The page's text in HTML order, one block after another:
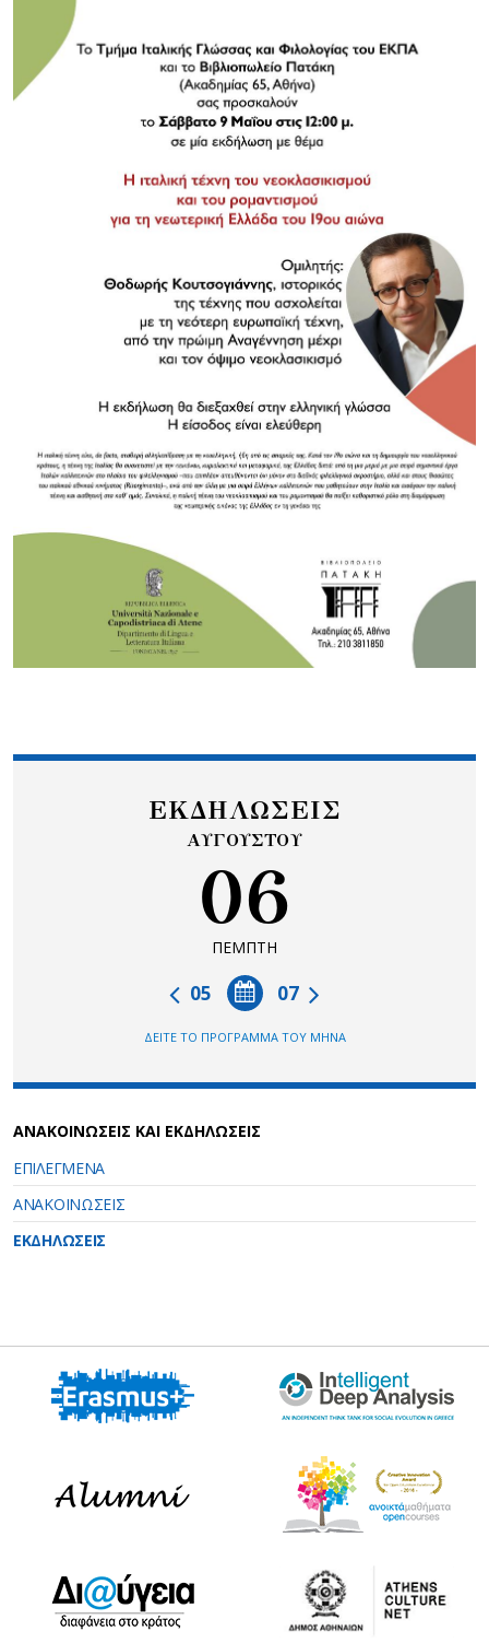
ΕΚΔΗΛΩΣΕΙΣ
ΑΥΓΟΥΣΤΟΥ
06
ΠΕΜΠΤΗ
07
05
ΔΕΙΤΕ ΤΟ ΠΡΟΓΡΑΜΜΑ ΤΟΥ ΜΗΝΑ
ΑΝΑΚΟΙΝΩΣΕΙΣ ΚΑΙ ΕΚΔΗΛΩΣΕΙΣ
ΕΠΙΛΕΓΜΕΝΑ
ΑΝΑΚΟΙΝΩΣΕΙΣ
ΕΚΔΗΛΩΣΕΙΣ